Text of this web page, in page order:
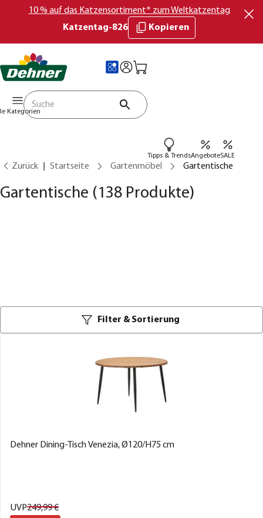
10 % auf das Katzensortiment* zum Weltkatzentag
Katzentag-826
Kopieren
Kategorien
Tipps & TrendsAngeboteSALE
Zurück Startseite Gartenmöbel Gartentische
Gartentische (138 Produkte)
Filter & Sortierung
Dehner Dining-Tisch Venezia, Ø120/H75 cm
UVP249,99€